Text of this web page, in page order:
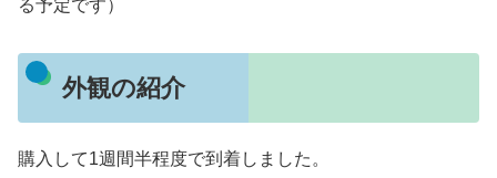
る予定です）
外観の紹介
購入して1週間半程度で到着しました。